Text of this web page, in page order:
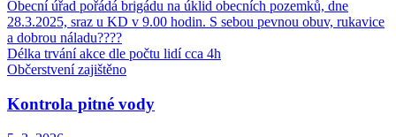
Obecní úřad pořádá brigádu na úklid obecních pozemků, dne
28.3.2025, sraz u KD v 9.00 hodin. S sebou pevnou obuv, rukavice
a dobrou náladu????
Délka trvání akce dle počtu lidí cca 4h
Občerstvení zajištěno
Kontrola pitné vody